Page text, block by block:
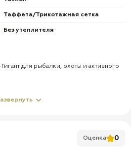
Таффета/Трикотажная сетка
Без утеплителя
для рыбалки, охоты и активного
Оценка 0